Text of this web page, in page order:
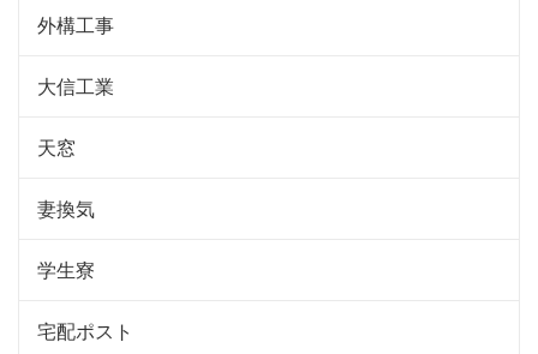
外構工事
大信工業
天窓
妻換気
学生寮
宅配ポスト